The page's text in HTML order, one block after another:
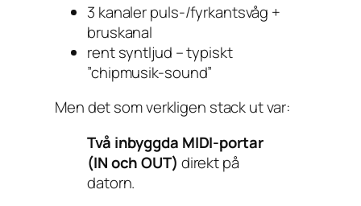
3 kanaler puls-/fyrkantsvåg +
bruskanal
rent syntljud – typiskt
”chipmusik-sound”
Men det som verkligen stack ut var:
Två inbyggda MIDI-portar
(IN och OUT) direkt på
datorn.